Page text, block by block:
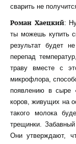
сварить не
Роман Хаецкий:
ты можешь купить
результат будет
перепад
траву вместе с
микрофлора,
появлению в сыре
коров, живущих на
такого молока
трещинки.
Они утверждают,